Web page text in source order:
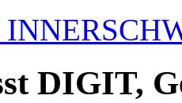
DIGIT,